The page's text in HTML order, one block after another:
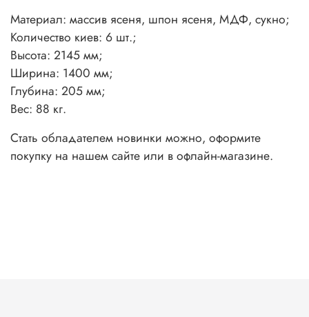
Материал: массив ясеня, шпон ясеня, МДФ, сукно;
Количество киев: 6 шт.;
Высота: 2145 мм;
Ширина: 1400 мм;
Глубина: 205 мм;
Вес: 88 кг.
Стать обладателем новинки можно, оформите
покупку на нашем сайте или в офлайн-магазине.